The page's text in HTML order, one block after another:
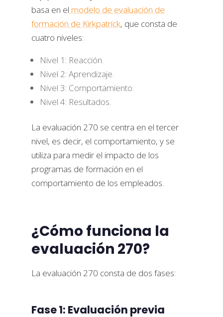
basa en el modelo de evaluación de
formación de Kirkpatrick, que consta de
cuatro niveles:
Nivel 1: Reacción.
Nivel 2: Aprendizaje.
Nivel 3: Comportamiento.
Nivel 4: Resultados.
La evaluación 270 se centra en el tercer
nivel, es decir, el comportamiento, y se
utiliza para medir el impacto de los
programas de formación en el
comportamiento de los empleados.
¿Cómo funciona la
evaluación 270?
La evaluación 270 consta de dos fases:
Fase 1: Evaluación previa